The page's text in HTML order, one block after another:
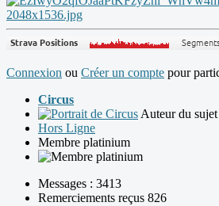
Connexion ou Créer un compte pour
Circus
Auteur du sujet
Hors Ligne
Membre platinium
Messages : 3413
Remerciements reçus 826